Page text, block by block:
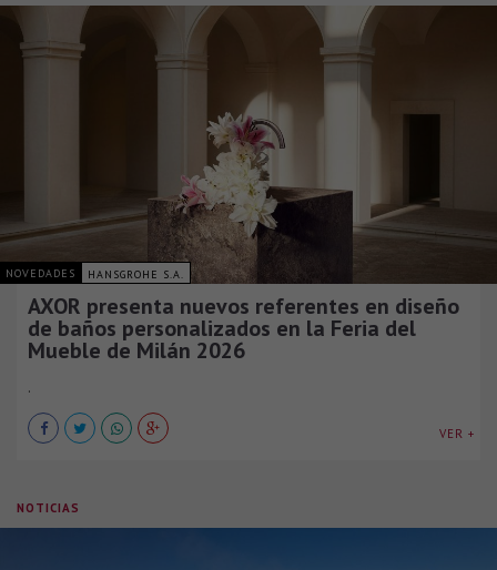
NOVEDADES HANSGROHE S.A.
AXOR presenta nuevos referentes en diseño
de baños personalizados en la Feria del
Mueble de Milán 2026
.
VER +
NOTICIAS